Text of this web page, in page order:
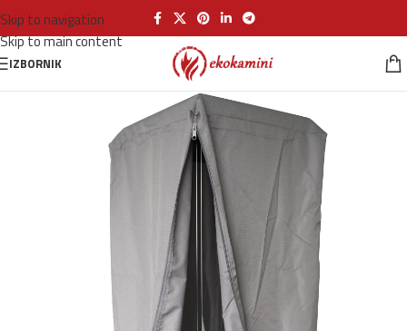
Skip to navigation
Skip to main content
IZBORNIK